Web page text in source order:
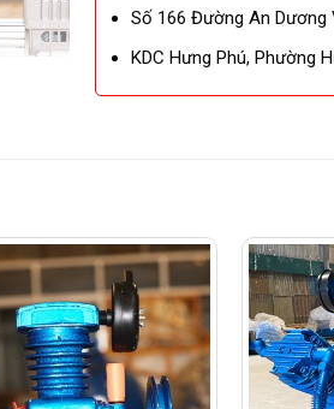
Số 166 Đường An Dương
KDC Hưng Phú, Phường